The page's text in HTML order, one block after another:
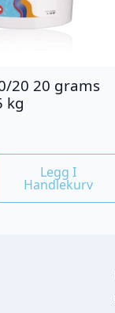
20 20 grams
kg
Legg I
Handlekurv